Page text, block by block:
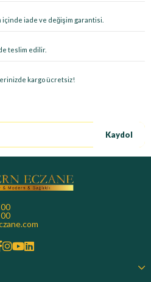
iade ve değişim garantisi.
teslim edilir.
kargo ücretsiz!
Kaydol